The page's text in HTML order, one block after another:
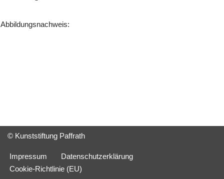
Abbildungsnachweis:
© Kunststiftung Paffrath
Impressum
Datenschutzerklärung
Cookie-Richtlinie (EU)